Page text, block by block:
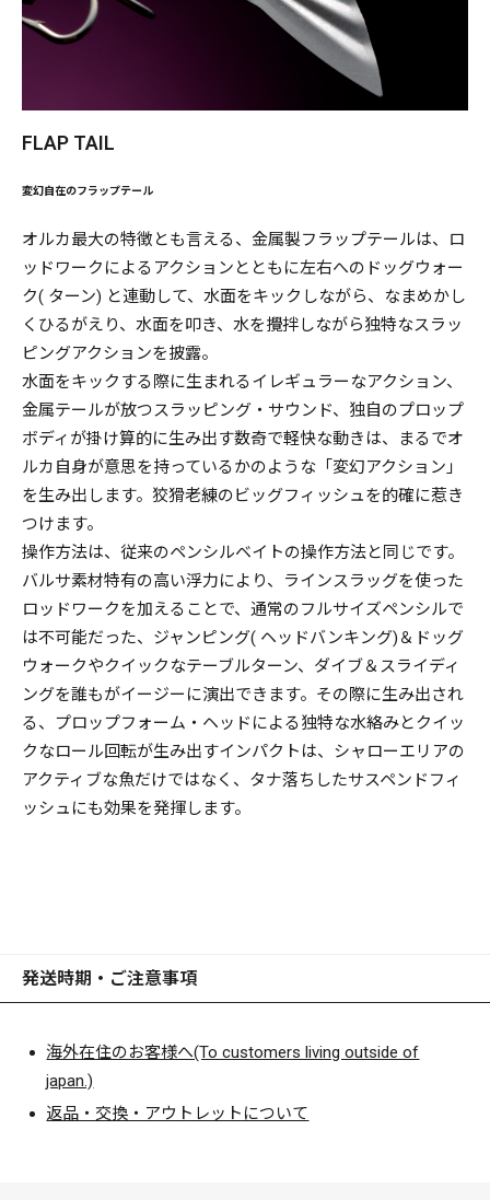
FLAP TAIL
変幻自在のフラップテール
オルカ最大の特徴とも言える、金属製フラップテールは、ロ
ッドワークによるアクションとともに左右へのドッグウォー
ク( ターン) と連動して、水面をキックしながら、なまめかし
くひるがえり、水面を叩き、水を攪拌しながら独特なスラッ
ピングアクションを披露。
水面をキックする際に生まれるイレギュラーなアクション、
金属テールが放つスラッピング・サウンド、独自のプロップ
ボディが掛け算的に生み出す数奇で軽快な動きは、まるでオ
ルカ自身が意思を持っているかのような「変幻アクション」
を生み出します。狡猾老練のビッグフィッシュを的確に惹き
つけます。
操作方法は、従来のペンシルベイトの操作方法と同じです。
バルサ素材特有の高い浮力により、ラインスラッグを使った
ロッドワークを加えることで、通常のフルサイズペンシルで
は不可能だった、ジャンピング( ヘッドバンキング)＆ドッグ
ウォークやクイックなテーブルターン、ダイブ＆スライディ
ングを誰もがイージーに演出できます。その際に生み出され
る、プロップフォーム・ヘッドによる独特な水絡みとクイッ
クなロール回転が生み出すインパクトは、シャローエリアの
アクティブな魚だけではなく、タナ落ちしたサスペンドフィ
ッシュにも効果を発揮します。
発送時期・ご注意事項
海外在住のお客様へ(To customers living outside of
japan.)
返品・交換・アウトレットについて